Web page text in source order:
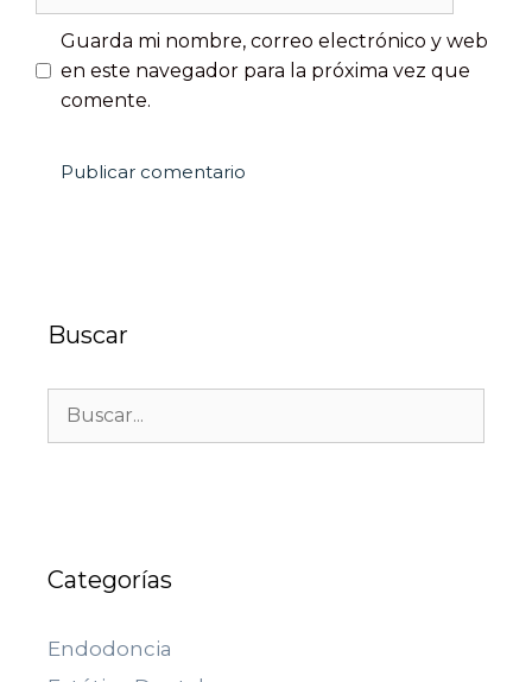
Guarda mi nombre, correo electrónico y web
en este navegador para la próxima vez que
comente.
Buscar
Categorías
Endodoncia